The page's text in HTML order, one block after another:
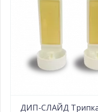
ДИП-СЛАЙД